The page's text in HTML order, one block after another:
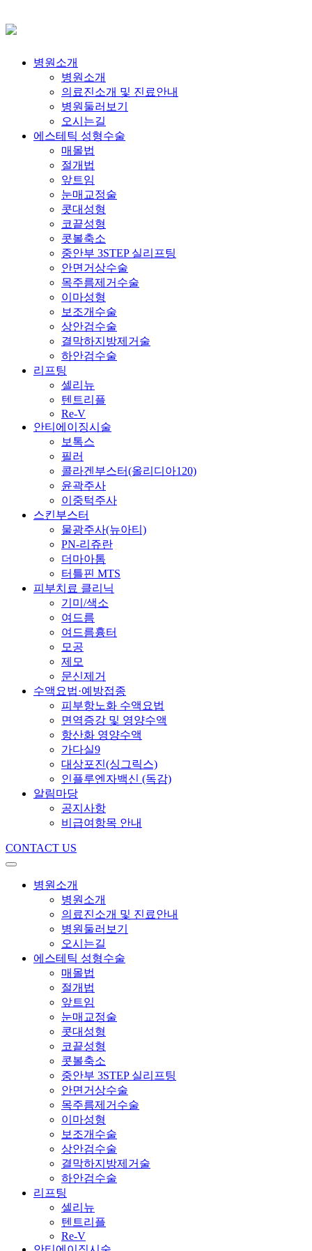
병원소개
병원소개
의료진소개 및 진료안내
병원둘러보기
오시는길
에스테틱 성형수술
매몰법
절개법
앞트임
눈매교정술
콧대성형
코끝성형
콧볼축소
중안부 3STEP 실리프팅
안면거상수술
목주름제거수술
이마성형
보조개수술
상안검수술
결막하지방제거술
하안검수술
리프팅
셀리뉴
텐트리플
Re-V
안티에이징시술
보톡스
필러
콜라겐부스터(올리디아120)
윤곽주사
이중턱주사
스킨부스터
물광주사(뉴아티)
PN-리쥬란
더마아톰
터틀핀 MTS
피부치료 클리닉
기미/색소
여드름
여드름흉터
모공
제모
문신제거
수액요법·예방접종
피부항노화 수액요법
면역증강 및 영양수액
항산화 영양수액
가다실9
대상포진(싱그릭스)
인플루엔자백신 (독감)
알림마당
공지사항
비급여항목 안내
CONTACT US
병원소개
병원소개
의료진소개 및 진료안내
병원둘러보기
오시는길
에스테틱 성형수술
매몰법
절개법
앞트임
눈매교정술
콧대성형
코끝성형
콧볼축소
중안부 3STEP 실리프팅
안면거상수술
목주름제거수술
이마성형
보조개수술
상안검수술
결막하지방제거술
하안검수술
리프팅
셀리뉴
텐트리플
Re-V